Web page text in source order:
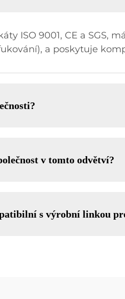
ISO 9001, CE a SGS,
a poskytuje
v tomto odvětví?
s výrobní linkou